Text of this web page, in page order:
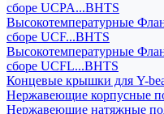
сборе UCPA...BHTS
Высокотемпературные
сборе UCF...BHTS
Высокотемпературные
сборе UCFL...BHTS
Концевые крышки для Y-
Нержавеющие корпусные
Нержавеющие натяжные